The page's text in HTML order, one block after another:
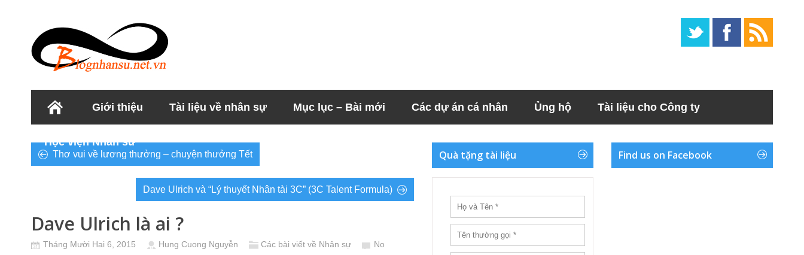
Giới thiệu Tài liệu về nhân sự Mục lục – Bài mới Các dự án cá nhân Ủng hộ Tài liệu cho Công ty
Học viện Nhân sư
Thơ vui về lương thưởng – chuyện thưởng Tết
Dave Ulrich và “Lý thuyết Nhân tài 3C” (3C Talent Formula)
Dave Ulrich là ai ?
Tháng Mười Hai 6, 2015 Hung Cuong Nguyễn Các bài viết về Nhân sự
No
Quà tặng tài liệu Find us on Facebook